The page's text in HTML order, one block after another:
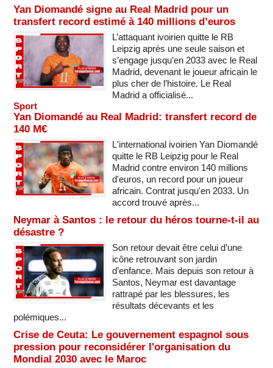
Yan Diomandé signe au Real Madrid pour un
transfert record estimé à 140 millions d’euros
L’attaquant ivoirien quitte le RB
Leipzig après une seule saison et
s’engage jusqu’en 2033 avec le Real
Madrid, devenant le joueur africain le
plus cher de l’histoire. Le Real
Madrid a officialisé...
Sport
Yan Diomandé au Real Madrid: transfert record de
140 M€
L'international ivoirien Yan Diomandé
quitte le RB Leipzig pour le Real
Madrid contre environ 140 millions
d'euros, un record pour un joueur
africain. Contrat jusqu'en 2033. Un
accord trouvé après...
Neymar à Santos : le retour du héros tourne-t-il au
désastre ?
Son retour devait être celui d’une
icône retrouvant son jardin
d’enfance. Mais depuis son retour à
Santos, Neymar est davantage
rattrapé par les blessures, les
résultats décevants et les
polémiques...
Crise de Ceuta: Le gouvernement espagnol sous
pression pour reconsidérer l'organisation du
Mondial 2030 avec le Maroc